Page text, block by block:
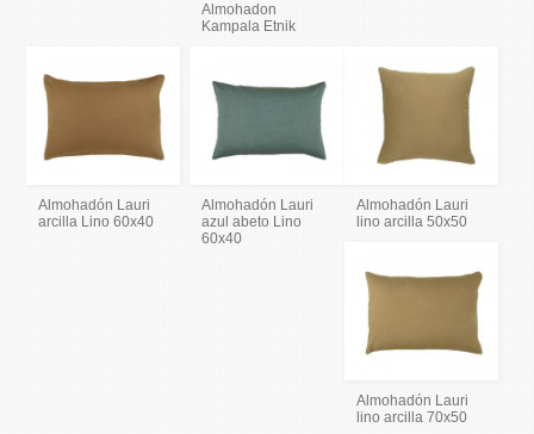
Almohadon
Kampala Etnik
Almohadón Lauri
arcilla Lino 60x40
Almohadón Lauri
azul abeto Lino
60x40
Almohadón Lauri
lino arcilla 50x50
Almohadón Lauri
lino arcilla 70x50